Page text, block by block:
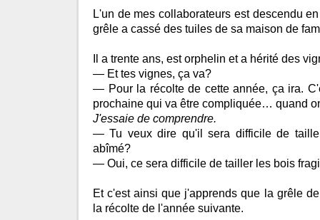
L'un de mes collaborateurs est descendu
grêle a cassé des tuiles de sa maison de
Il a trente ans, est orphelin et a hérité des
— Et tes vignes, ça va?
— Pour la récolte de cette année, ça ira.
prochaine qui va être compliquée… quand
J'essaie de comprendre.
— Tu veux dire qu'il sera difficile de
abîmé?
— Oui, ce sera difficile de tailler les bois
Et c'est ainsi que j'apprends que la grêle
la récolte de l'année suivante.